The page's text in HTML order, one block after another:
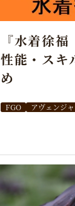
『水着徐
性能・スキ
め
FGO アヴェンジ